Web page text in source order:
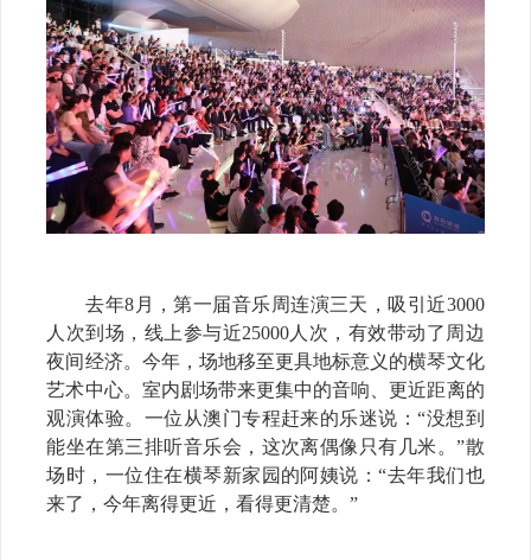
去年8月，第一届音乐周连演三天，吸引近3000
人次到场，线上参与近25000人次，有效带动了周边
夜间经济。今年，场地移至更具地标意义的横琴文化
艺术中心。室内剧场带来更集中的音响、更近距离的
观演体验。一位从澳门专程赶来的乐迷说：“没想到
能坐在第三排听音乐会，这次离偶像只有几米。”散
场时，一位住在横琴新家园的阿姨说：“去年我们也
来了，今年离得更近，看得更清楚。”